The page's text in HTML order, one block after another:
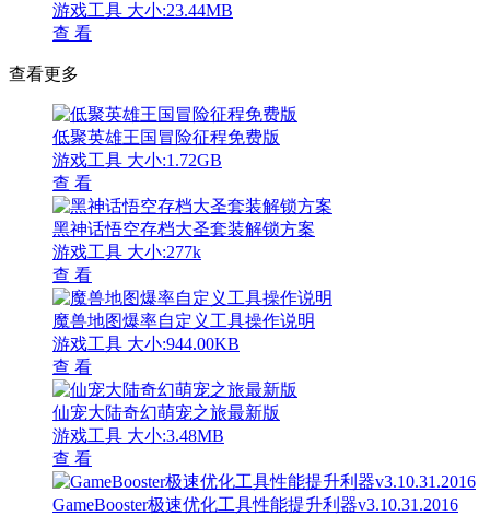
游戏工具 大小:23.44MB
查 看
查看更多
低聚英雄王国冒险征程免费版
游戏工具 大小:1.72GB
查 看
黑神话悟空存档大圣套装解锁方案
游戏工具 大小:277k
查 看
魔兽地图爆率自定义工具操作说明
游戏工具 大小:944.00KB
查 看
仙宠大陆奇幻萌宠之旅最新版
游戏工具 大小:3.48MB
查 看
GameBooster极速优化工具性能提升利器v3.10.31.2016